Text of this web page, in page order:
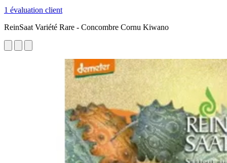
1 évaluation client
ReinSaat Variété Rare - Concombre Cornu Kiwano